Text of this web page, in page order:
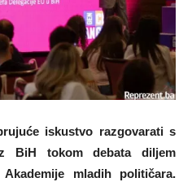
iskustvo razgovarati s
BiH tokom debata diljem
mladih političara.